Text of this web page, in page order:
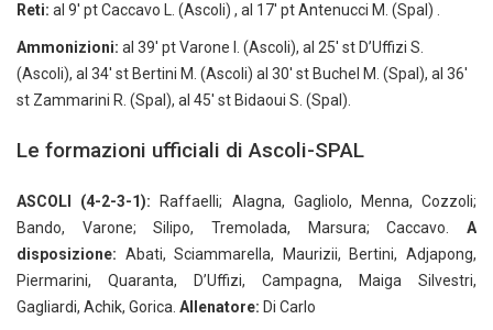
Reti: al 9′ pt Caccavo L. (Ascoli) , al 17′ pt Antenucci M. (Spal) .
Ammonizioni: al 39′ pt Varone I. (Ascoli), al 25′ st D’Uffizi S.
(Ascoli), al 34′ st Bertini M. (Ascoli) al 30′ st Buchel M. (Spal), al 36′
st Zammarini R. (Spal), al 45′ st Bidaoui S. (Spal).
Le formazioni ufficiali di Ascoli-SPAL
ASCOLI (4-2-3-1): Raffaelli; Alagna, Gagliolo, Menna, Cozzoli;
Bando, Varone; Silipo, Tremolada, Marsura; Caccavo. A
disposizione: Abati, Sciammarella, Maurizii, Bertini, Adjapong,
Piermarini, Quaranta, D’Uffizi, Campagna, Maiga Silvestri,
Gagliardi, Achik, Gorica. Allenatore: Di Carlo